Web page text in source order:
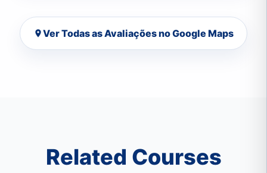
Ver Todas as Avaliações no Google Maps
Related Courses